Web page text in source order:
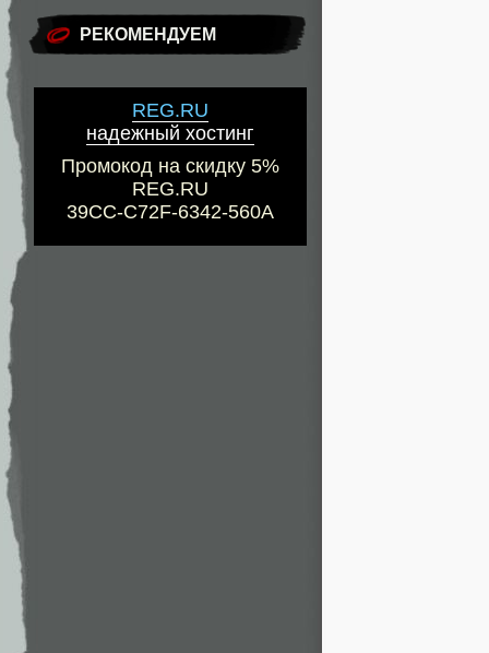
РЕКОМЕНДУЕМ
REG.RU
надежный хостинг
Промокод на скидку 5%
REG.RU
39CC-C72F-6342-560A